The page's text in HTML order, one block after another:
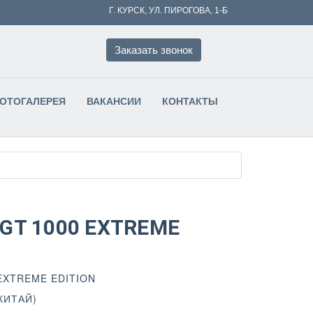
Г. КУРСК, УЛ. ПИРОГОВА, 1-Б
Заказать звонок
ВАКАНСИИ КОНТАКТЫ
1000 EXTREME
EDITION